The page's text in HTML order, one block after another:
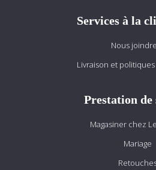
Services à la
Nous joindre
Livraison et
Prestation de
Magasiner chez
Mariage